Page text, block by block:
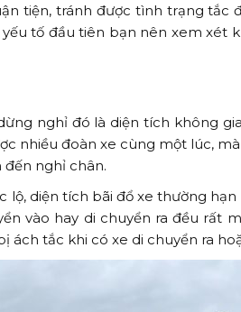
tiện, tránh được tình trạng tắc
tố đầu tiên bạn nên xem xét
nghỉ đó là diện tích không
nhiều đoàn xe cùng một lúc,
đến nghỉ chân.
diện tích bãi đổ xe thường
vào hay di chuyển ra đều rất
tắc khi có xe di chuyển ra